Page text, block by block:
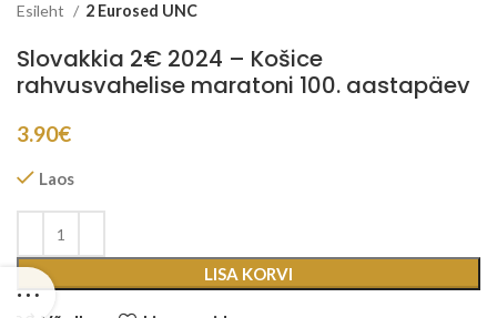
Esileht 2 Eurosed UNC
Slovakkia 2€ 2024 – Košice
rahvusvahelise maratoni 100. aastapäev
3.90€
Laos
LISA KORVI